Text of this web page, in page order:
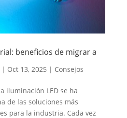
beneficios de migrar a
Oct 13, 2025 | Consejos
iluminación LED se ha
de las soluciones más
para la industria. Cada vez